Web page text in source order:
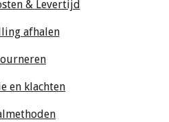
& Levertijd
afhalen
en klachten